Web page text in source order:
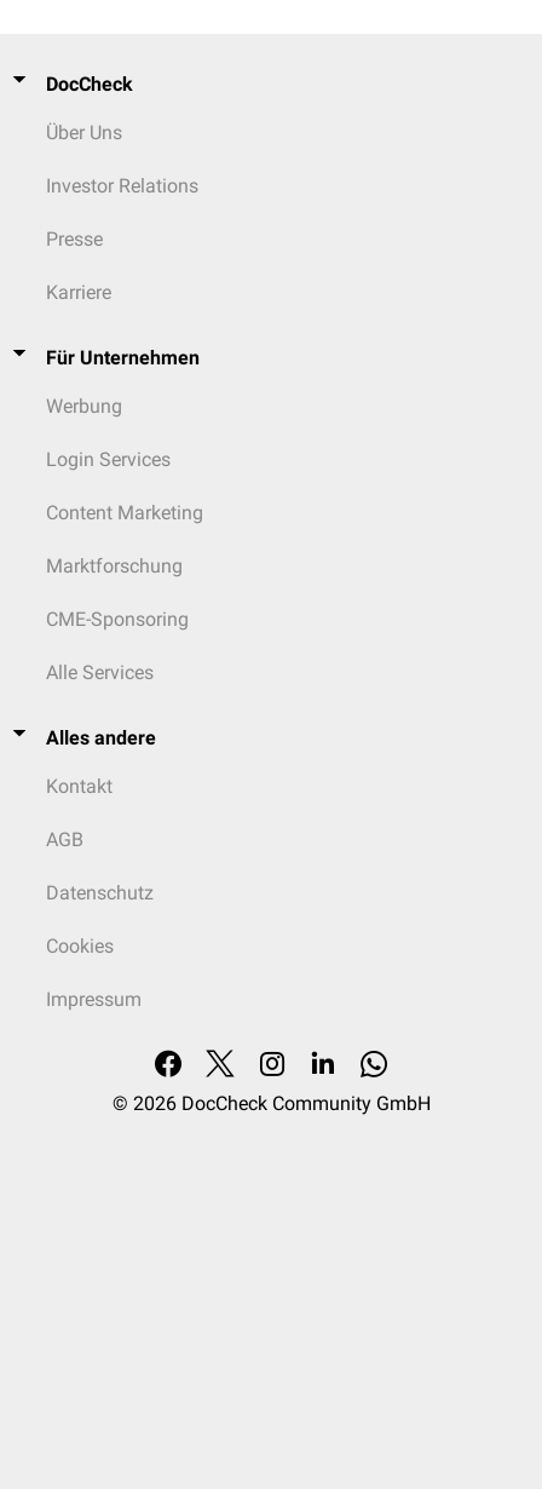
DocCheck
Über Uns
Investor Relations
Presse
Karriere
Für Unternehmen
Werbung
Login Services
Content Marketing
Marktforschung
CME-Sponsoring
Alle Services
Alles andere
Kontakt
AGB
Datenschutz
Cookies
Impressum
© 2026 DocCheck Community GmbH